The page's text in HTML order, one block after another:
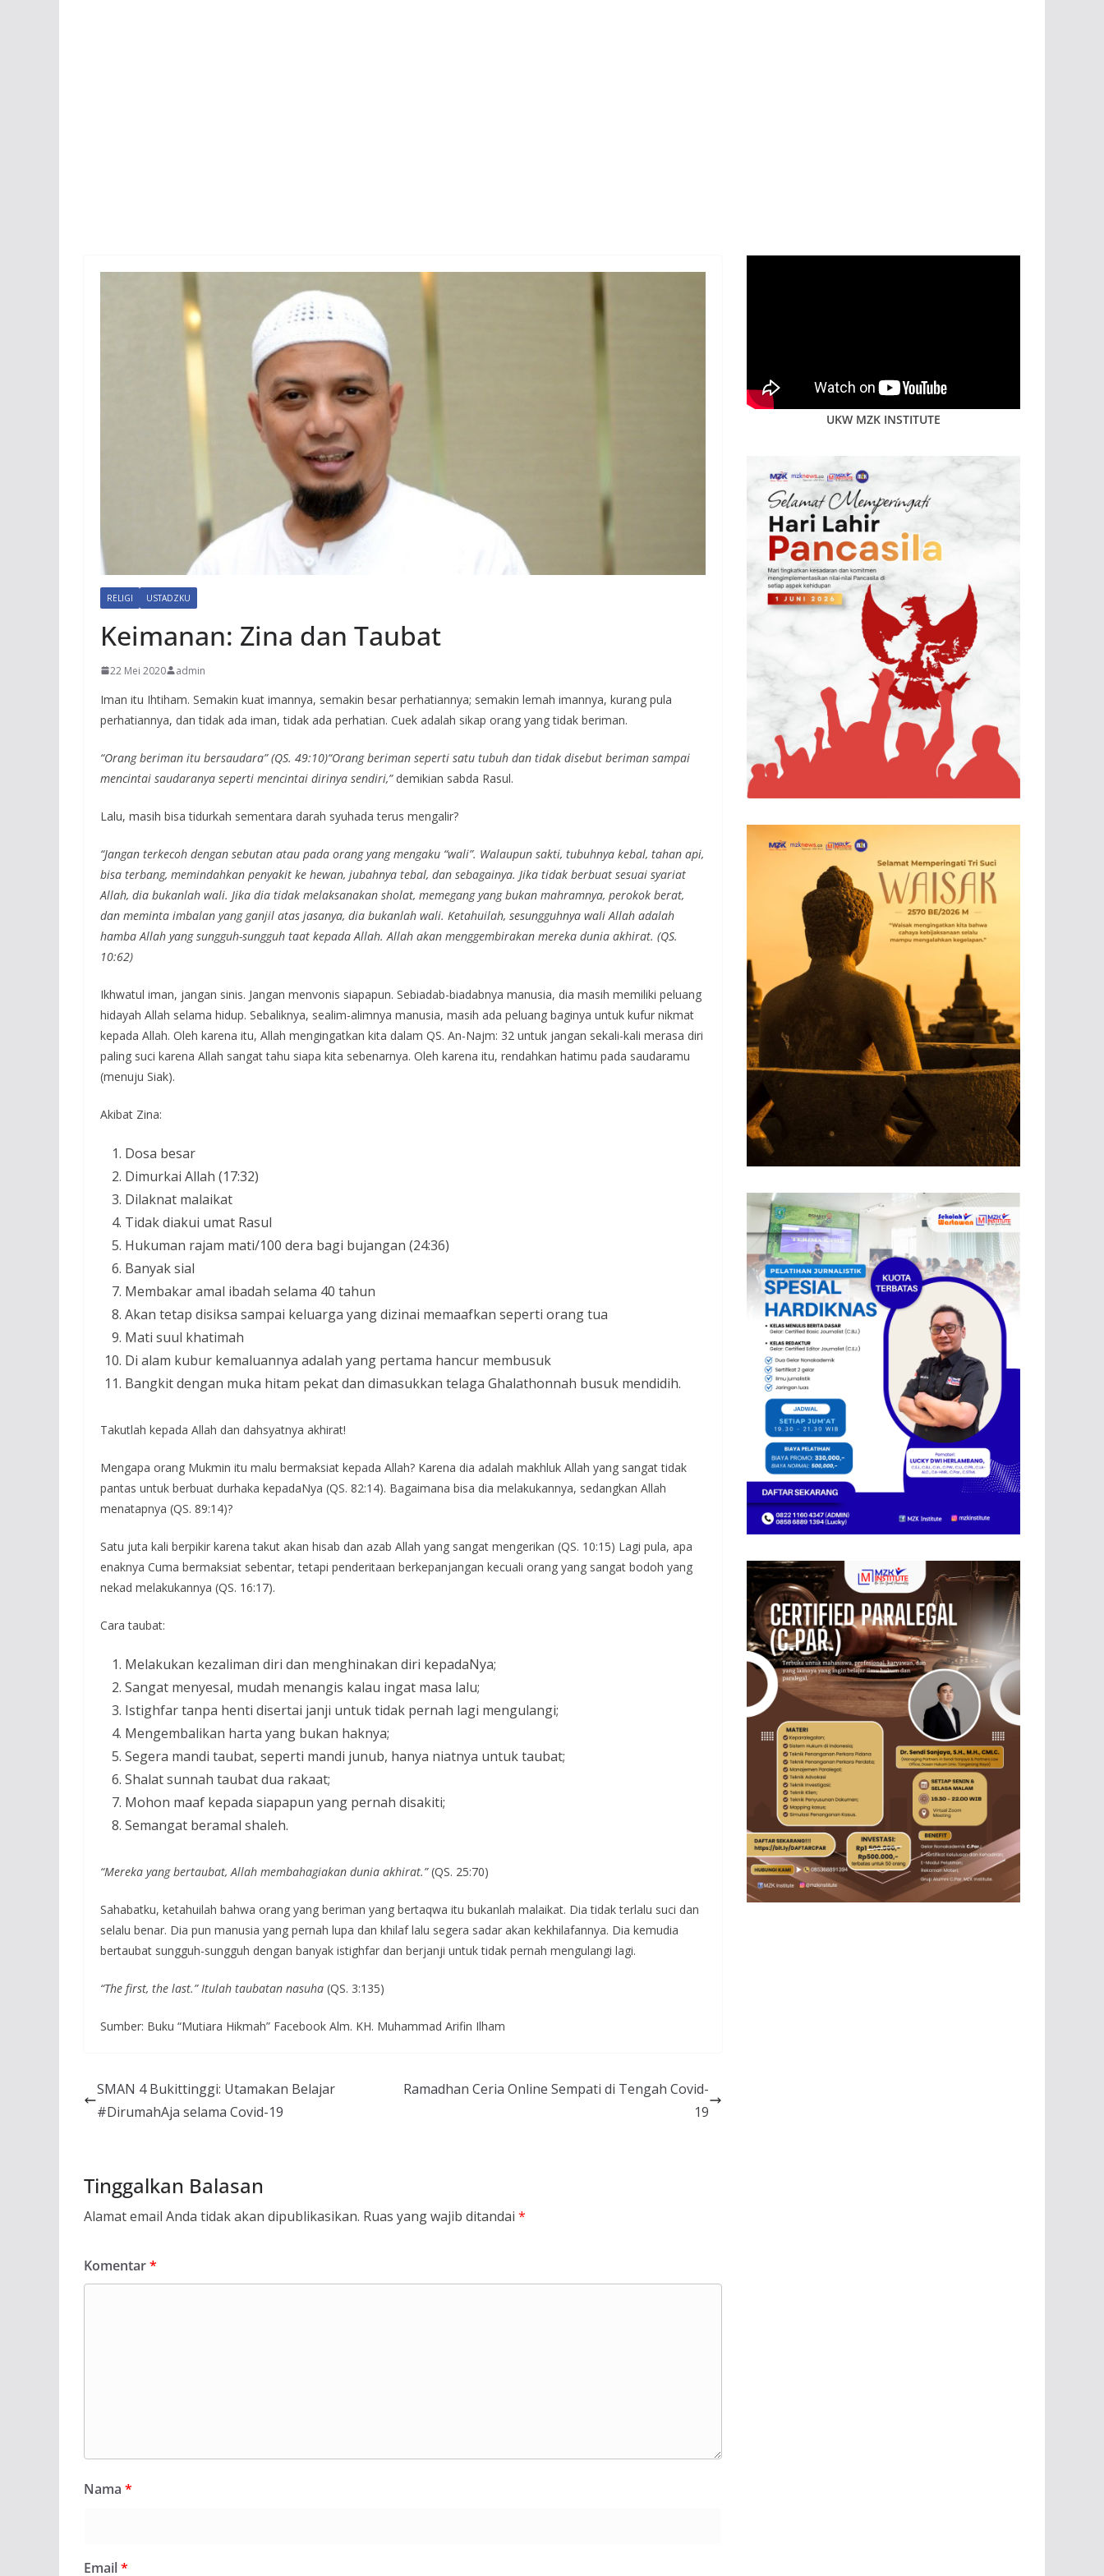
RELIGI USTADZKU
Keimanan: Zina dan Taubat
22 Mei 2020 admin
Iman itu Ihtiham. Semakin kuat imannya, semakin besar perhatiannya; semakin lemah imannya, kurang pula
perhatiannya, dan tidak ada iman, tidak ada perhatian. Cuek adalah sikap orang yang tidak beriman.
“Orang beriman itu bersaudara” (QS. 49:10)“Orang beriman seperti satu tubuh dan tidak disebut beriman sampai
mencintai saudaranya seperti mencintai dirinya sendiri,” demikian sabda Rasul.
Lalu, masih bisa tidurkah sementara darah syuhada terus mengalir?
“Jangan terkecoh dengan sebutan atau pada orang yang mengaku “wali”. Walaupun sakti, tubuhnya kebal, tahan api,
bisa terbang, memindahkan penyakit ke hewan, jubahnya tebal, dan sebagainya. Jika tidak berbuat sesuai syariat
Allah, dia bukanlah wali. Jika dia tidak melaksanakan sholat, memegang yang bukan mahramnya, perokok berat,
dan meminta imbalan yang ganjil atas jasanya, dia bukanlah wali. Ketahuilah, sesungguhnya wali Allah adalah
hamba Allah yang sungguh-sungguh taat kepada Allah. Allah akan menggembirakan mereka dunia akhirat. (QS.
10:62)
Ikhwatul iman, jangan sinis. Jangan menvonis siapapun. Sebiadab-biadabnya manusia, dia masih memiliki peluang
hidayah Allah selama hidup. Sebaliknya, sealim-alimnya manusia, masih ada peluang baginya untuk kufur nikmat
kepada Allah. Oleh karena itu, Allah mengingatkan kita dalam QS. An-Najm: 32 untuk jangan sekali-kali merasa diri
paling suci karena Allah sangat tahu siapa kita sebenarnya. Oleh karena itu, rendahkan hatimu pada saudaramu
(menuju Siak).
Akibat Zina:
Dosa besar
Dimurkai Allah (17:32)
Dilaknat malaikat
Tidak diakui umat Rasul
Hukuman rajam mati/100 dera bagi bujangan (24:36)
Banyak sial
Membakar amal ibadah selama 40 tahun
Akan tetap disiksa sampai keluarga yang dizinai memaafkan seperti orang tua
Mati suul khatimah
Di alam kubur kemaluannya adalah yang pertama hancur membusuk
Bangkit dengan muka hitam pekat dan dimasukkan telaga Ghalathonnah busuk mendidih.
Takutlah kepada Allah dan dahsyatnya akhirat!
Mengapa orang Mukmin itu malu bermaksiat kepada Allah? Karena dia adalah makhluk Allah yang sangat tidak
pantas untuk berbuat durhaka kepadaNya (QS. 82:14). Bagaimana bisa dia melakukannya, sedangkan Allah
menatapnya (QS. 89:14)?
Satu juta kali berpikir karena takut akan hisab dan azab Allah yang sangat mengerikan (QS. 10:15) Lagi pula, apa
enaknya Cuma bermaksiat sebentar, tetapi penderitaan berkepanjangan kecuali orang yang sangat bodoh yang
nekad melakukannya (QS. 16:17).
Cara taubat:
Melakukan kezaliman diri dan menghinakan diri kepadaNya;
Sangat menyesal, mudah menangis kalau ingat masa lalu;
Istighfar tanpa henti disertai janji untuk tidak pernah lagi mengulangi;
Mengembalikan harta yang bukan haknya;
Segera mandi taubat, seperti mandi junub, hanya niatnya untuk taubat;
Shalat sunnah taubat dua rakaat;
Mohon maaf kepada siapapun yang pernah disakiti;
Semangat beramal shaleh.
“Mereka yang bertaubat, Allah membahagiakan dunia akhirat.”(QS. 25:70)
Sahabatku, ketahuilah bahwa orang yang beriman yang bertaqwa itu bukanlah malaikat. Dia tidak terlalu suci dan
selalu benar. Dia pun manusia yang pernah lupa dan khilaf lalu segera sadar akan kekhilafannya. Dia kemudia
bertaubat sungguh-sungguh dengan banyak istighfar dan berjanji untuk tidak pernah mengulangi lagi.
“The first, the last.” Itulah taubatan nasuha (QS. 3:135)
Sumber: Buku “Mutiara Hikmah” Facebook Alm. KH. Muhammad Arifin Ilham
SMAN 4 Bukittinggi: Utamakan Belajar
#DirumahAja selama Covid-19
Ramadhan Ceria Online Sempati di Tengah Covid-
19
Tinggalkan Balasan
Alamat email Anda tidak akan dipublikasikan. Ruas yang wajib ditandai *
Komentar*
Nama *
Email*
UKW MZK INSTITUTE